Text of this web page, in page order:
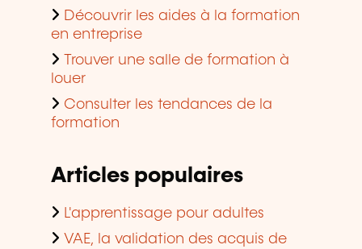
Découvrir les aides à la formation
en entreprise
Trouver une salle de formation à
louer
Consulter les tendances de la
formation
Articles populaires
L'apprentissage pour adultes
VAE, la validation des acquis de